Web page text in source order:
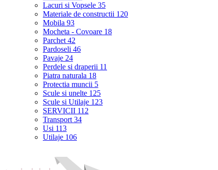
Lacuri si Vopsele 35
Materiale de constructii 120
Mobila 93
Mocheta - Covoare 18
Parchet 42
Pardoseli 46
Pavaje 24
Perdele si draperii 11
Piatra naturala 18
Protectia muncii 5
Scule si unelte 125
Scule si Utilaje 123
SERVICII 112
Transport 34
Usi 113
Utilaje 106